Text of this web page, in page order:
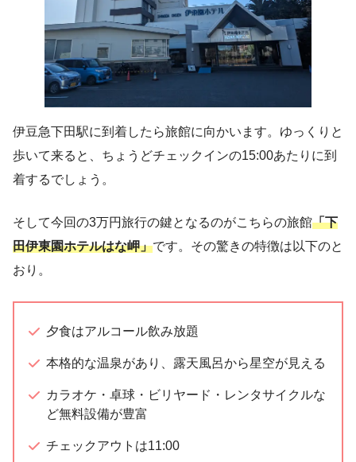
伊豆急下田駅に到着したら旅館に向かいます。ゆっくりと
歩いて来ると、ちょうどチェックインの15:00あたりに到
着するでしょう。
そして今回の3万円旅行の鍵となるのがこちらの旅館「下
田伊東園ホテルはな岬」です。その驚きの特徴は以下のと
おり。
夕食はアルコール飲み放題
本格的な温泉があり、露天風呂から星空が見える
カラオケ・卓球・ビリヤード・レンタサイクルな
ど無料設備が豊富
チェックアウトは11:00